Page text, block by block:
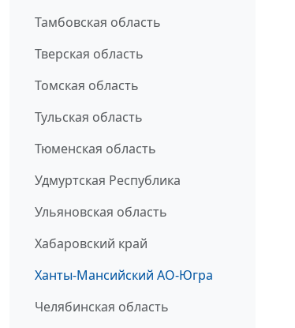
Тамбовская область
Тверская область
Томская область
Тульская область
Тюменская область
Удмуртская Республика
Ульяновская область
Хабаровский край
Ханты-Мансийский АО-Югра
Челябинская область